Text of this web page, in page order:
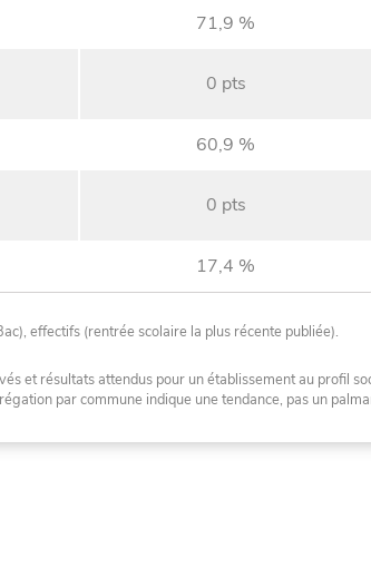
71,9 %
0 pts
60,9 %
0 pts
17,4 %
effectifs (rentrée scolaire la plus récente publiée).
et résultats attendus pour un établissement au profil
par commune indique une tendance, pas un